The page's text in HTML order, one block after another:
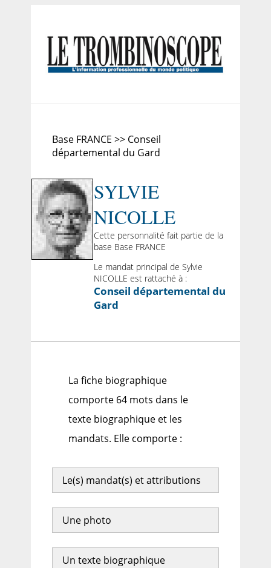
Base FRANCE >> Conseil
départemental du Gard
SYLVIE
NICOLLE
Cette personnalité fait partie de la
base Base FRANCE
Le mandat principal de Sylvie
NICOLLE est rattaché à :
Conseil départemental du
Gard
La fiche biographique
comporte 64 mots dans le
texte biographique et les
mandats. Elle comporte :
Le(s) mandat(s) et attributions
Une photo
Un texte biographique